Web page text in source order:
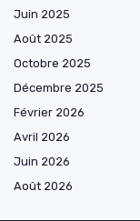
Juin 2025
Août 2025
Octobre 2025
Décembre 2025
Février 2026
Avril 2026
Juin 2026
Août 2026